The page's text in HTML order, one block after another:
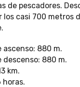
de pescadores.
los casi 700 metros
ascenso: 880 m.
descenso: 880 m.
km.
horas.